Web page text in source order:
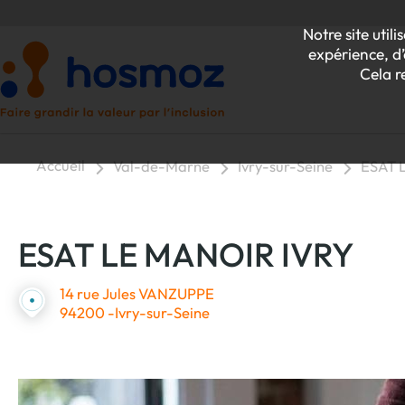
Notre site
expérience,
Cela
Accueil Val-de-Marne Ivry-sur-Seine ESAT
ESAT LE MANOIR IVRY
14 rue Jules VANZUPPE
94200 -Ivry-sur-Seine